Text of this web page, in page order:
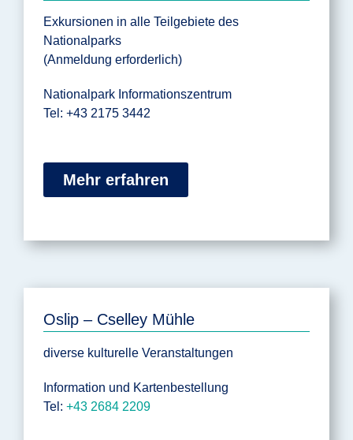
Exkursionen in alle Teilgebiete des
Nationalparks
(Anmeldung erforderlich)
Nationalpark Informationszentrum
Tel: +43 2175 3442
Mehr erfahren
Oslip – Cselley Mühle
diverse kulturelle Veranstaltungen
Information und Kartenbestellung
Tel: +43 2684 2209